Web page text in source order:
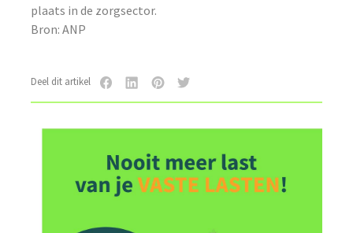
plaats in de zorgsector.
Bron: ANP
Deel dit artikel